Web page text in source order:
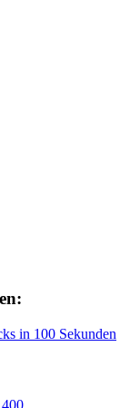
in 100 Sekunden